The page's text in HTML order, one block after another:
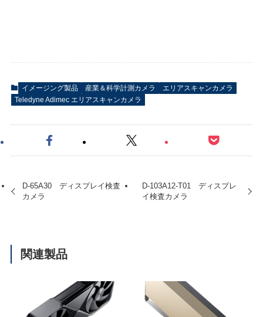
イメージング製品 産業＆科学計測カメラ
エリアスキャンカメラ
Teledyne Adimec エリアスキャンカメラ
D-65A30 ディスプレイ検査
カメラ
D-103A12-T01 ディスプレ
イ検査カメラ
関連製品